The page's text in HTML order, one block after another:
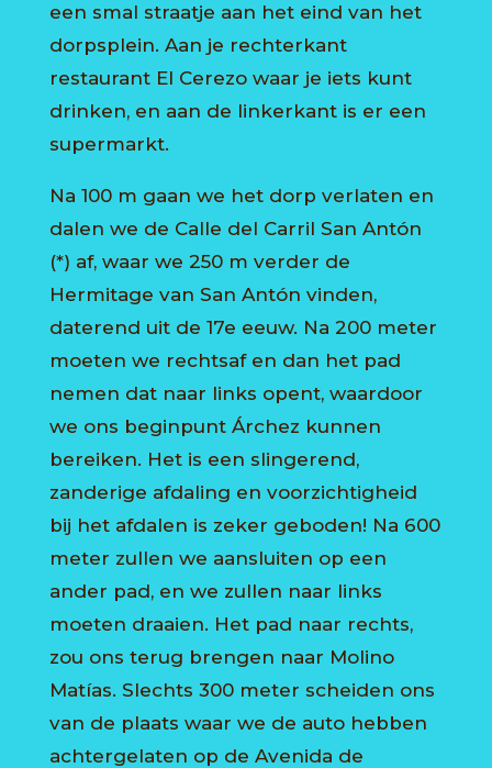
een smal straatje aan het eind van het
dorpsplein. Aan je rechterkant
restaurant El Cerezo waar je iets kunt
drinken, en aan de linkerkant is er een
supermarkt.
Na 100 m gaan we het dorp verlaten en
dalen we de Calle del Carril San Antón
(*) af, waar we 250 m verder de
Hermitage van San Antón vinden,
daterend uit de 17e eeuw. Na 200 meter
moeten we rechtsaf en dan het pad
nemen dat naar links opent, waardoor
we ons beginpunt Árchez kunnen
bereiken. Het is een slingerend,
zanderige afdaling en voorzichtigheid
bij het afdalen is zeker geboden! Na 600
meter zullen we aansluiten op een
ander pad, en we zullen naar links
moeten draaien. Het pad naar rechts,
zou ons terug brengen naar Molino
Matías. Slechts 300 meter scheiden ons
van de plaats waar we de auto hebben
achtergelaten op de Avenida de